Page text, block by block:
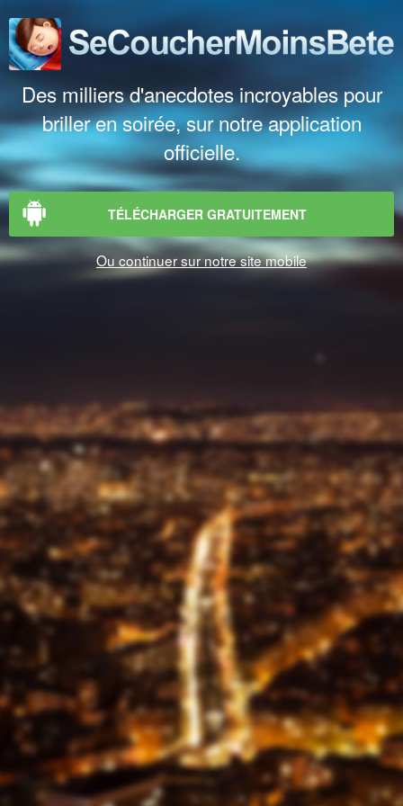
Des milliers d'anecdotes incroyables pour
briller en soirée, sur notre application
officielle.
TÉLÉCHARGER GRATUITEMENT
Ou continuer sur notre site mobile